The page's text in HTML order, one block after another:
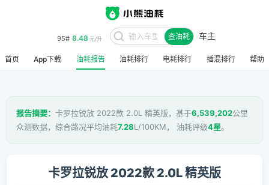
95# 8.48 元/升 查油耗 车主
首页 App下载 油耗报告 油耗排行 电耗排行 插混排行 帮助
报告摘要： 卡罗拉锐放 2022款 2.0L 精英版，基于6,539,202公里
众测数据，综合路况平均油耗7.28L/100KM， 油耗评级4星。
卡罗拉锐放 2022款 2.0L 精英版